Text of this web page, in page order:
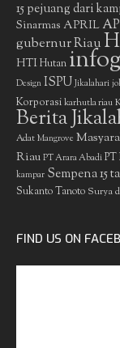
15 pejuang dari
Sinarmas APRIL
gubernur Riau
HTIHutan
Design ISPU Jikalahari
Korporasikarhutla riau
Berita
Adat Mangrove
Riau PT Arara Abadi PT
kampar Sempena 15
Sukanto Tanoto Surya
FIND US ON